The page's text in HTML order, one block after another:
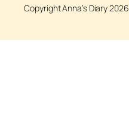
Copyright Anna’s Diary 2026